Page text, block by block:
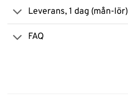
Leverans, 1 dag (mån-lör)
FAQ